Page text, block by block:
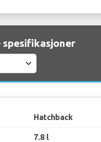
Hatchback
7.8 l